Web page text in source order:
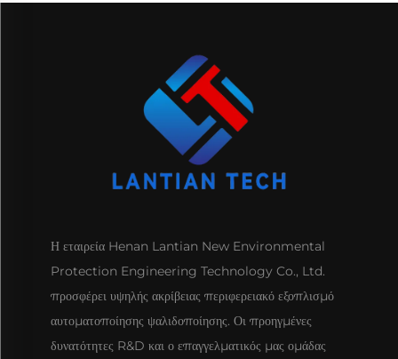
Η εταιρεία Henan Lantian New Environmental
Protection Engineering Technology Co., Ltd.
προσφέρει υψηλής ακρίβειας περιφερειακό εξοπλισμό
αυτοματοποίησης ψαλιδοποίησης. Οι προηγμένες
δυνατότητες R&D και ο επαγγελματικός μας ομάδας